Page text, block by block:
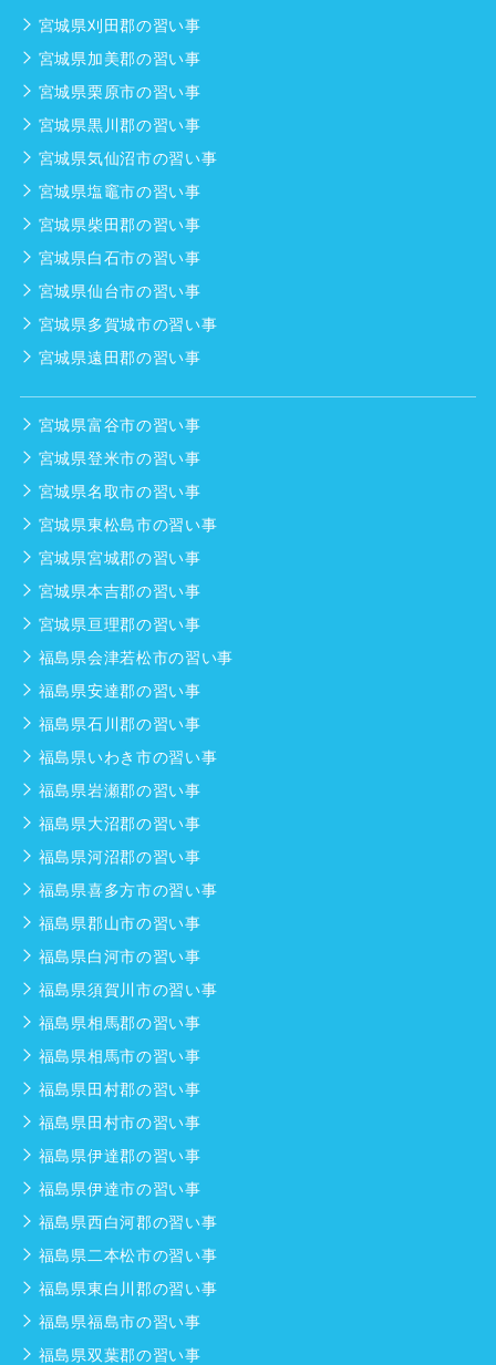
宮城県刈田郡の習い事
宮城県加美郡の習い事
宮城県栗原市の習い事
宮城県黒川郡の習い事
宮城県気仙沼市の習い事
宮城県塩竈市の習い事
宮城県柴田郡の習い事
宮城県白石市の習い事
宮城県仙台市の習い事
宮城県多賀城市の習い事
宮城県遠田郡の習い事
宮城県富谷市の習い事
宮城県登米市の習い事
宮城県名取市の習い事
宮城県東松島市の習い事
宮城県宮城郡の習い事
宮城県本吉郡の習い事
宮城県亘理郡の習い事
福島県会津若松市の習い事
福島県安達郡の習い事
福島県石川郡の習い事
福島県いわき市の習い事
福島県岩瀬郡の習い事
福島県大沼郡の習い事
福島県河沼郡の習い事
福島県喜多方市の習い事
福島県郡山市の習い事
福島県白河市の習い事
福島県須賀川市の習い事
福島県相馬郡の習い事
福島県相馬市の習い事
福島県田村郡の習い事
福島県田村市の習い事
福島県伊達郡の習い事
福島県伊達市の習い事
福島県西白河郡の習い事
福島県二本松市の習い事
福島県東白川郡の習い事
福島県福島市の習い事
福島県双葉郡の習い事